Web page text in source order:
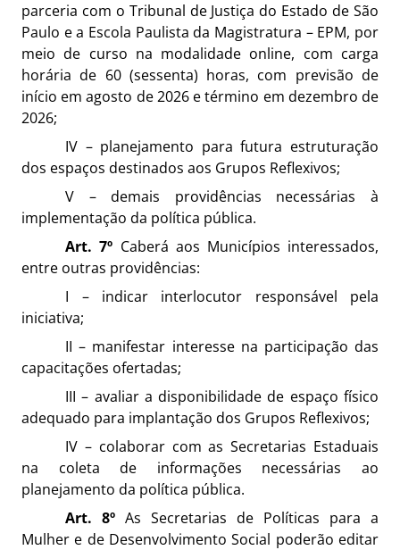
parceria com o Tribunal de Justiça do Estado de São
Paulo e a Escola Paulista da Magistratura – EPM, por
meio de curso na modalidade online, com carga
horária de 60 (sessenta) horas, com previsão de
início em agosto de 2026 e término em dezembro de
2026;
IV – planejamento para futura estruturação
dos espaços destinados aos Grupos Reflexivos;
V – demais providências necessárias à
implementação da política pública.
Art. 7º Caberá aos Municípios interessados,
entre outras providências:
I – indicar interlocutor responsável pela
iniciativa;
II – manifestar interesse na participação das
capacitações ofertadas;
III – avaliar a disponibilidade de espaço físico
adequado para implantação dos Grupos Reflexivos;
IV – colaborar com as Secretarias Estaduais
na coleta de informações necessárias ao
planejamento da política pública.
Art. 8º As Secretarias de Políticas para a
Mulher e de Desenvolvimento Social poderão editar